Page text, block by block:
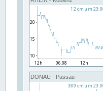
DONAU - Passau